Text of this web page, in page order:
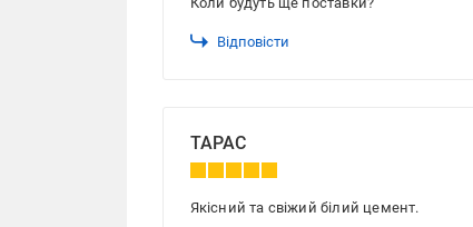
Відповісти
ТАРАС
Якісний та свіжий білий цемент.